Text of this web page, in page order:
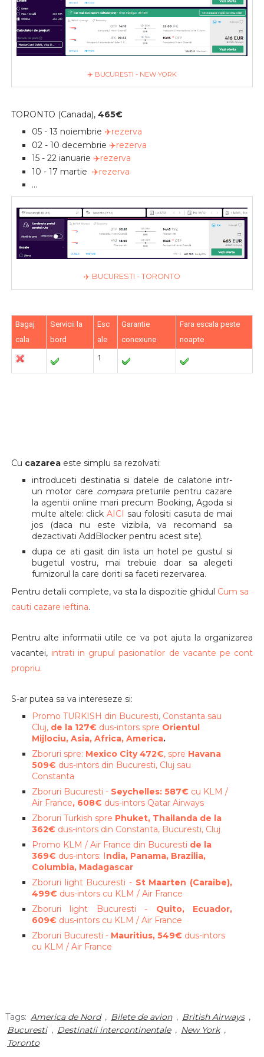
✈️ BUCURESTI - NEW YORK
TORONTO (Canada), 465€
05 - 13 noiembrie ✈️rezerva
02 - 10 decembrie ✈️rezerva
15 - 22 ianuarie ✈️rezerva
10 - 17 martie ✈️rezerva
...
✈️ BUCURESTI - TORONTO
Bagaj
cala
Servicii la
bord
Esc
ale
Garantie
conexiune
Fara escala peste
noapte
1
Cu cazareaeste simplu sa rezolvati:
introduceti destinatia si datele de calatorie intr-
un motor care comparapreturile pentru cazare
la agentii online mari precum Booking, Agoda si
multe altele: clickAICI sau folositi casuta de mai
jos (daca nu este vizibila, va recomand sa
dezactivati AddBlocker pentru acest site).
dupa ce ati gasit din lista un hotel pe gustul si
bugetul vostru, mai trebuie doar sa alegeti
furnizorul la care doriti sa faceti rezervarea.
Pentru detalii complete, va sta la dispozitie ghidul Cum sa
cauti cazare ieftina.
Pentru alte informatii utile ce va pot ajuta la organizarea
vacantei, intrati in grupul pasionatilor de vacante pe cont
propriu.
S-ar putea sa va intereseze si:
Promo TURKISH din Bucuresti, Constanta sau
Cluj, de la 127€ dus-intors spre Orientul
Mijlociu, Asia, Africa, America.
Zboruri spre: Mexico City 472€, spre Havana
509€ dus-intors din Bucuresti, Cluj sau
Constanta
Zboruri Bucuresti - Seychelles: 587€ cu KLM /
Air France, 608€ dus-intors Qatar Airways
Zboruri Turkish spre Phuket, Thailanda de la
362€ dus-intors din Constanta, Bucuresti, Cluj
Promo KLM / Air France din Bucuresti de la
369€ dus-intors: India, Panama, Brazilia,
Columbia, Madagascar
Zboruri light Bucuresti - St Maarten (Caraibe),
499€ dus-intors cu KLM / Air France
Zboruri light Bucuresti - Quito, Ecuador,
609€ dus-intors cu KLM / Air France
Zboruri Bucuresti - Mauritius, 549€ dus-intors
cu KLM / Air France
Tags: America de Nord , Bilete de avion , British Airways ,
Bucuresti , Destinatii intercontinentale , New York ,
Toronto